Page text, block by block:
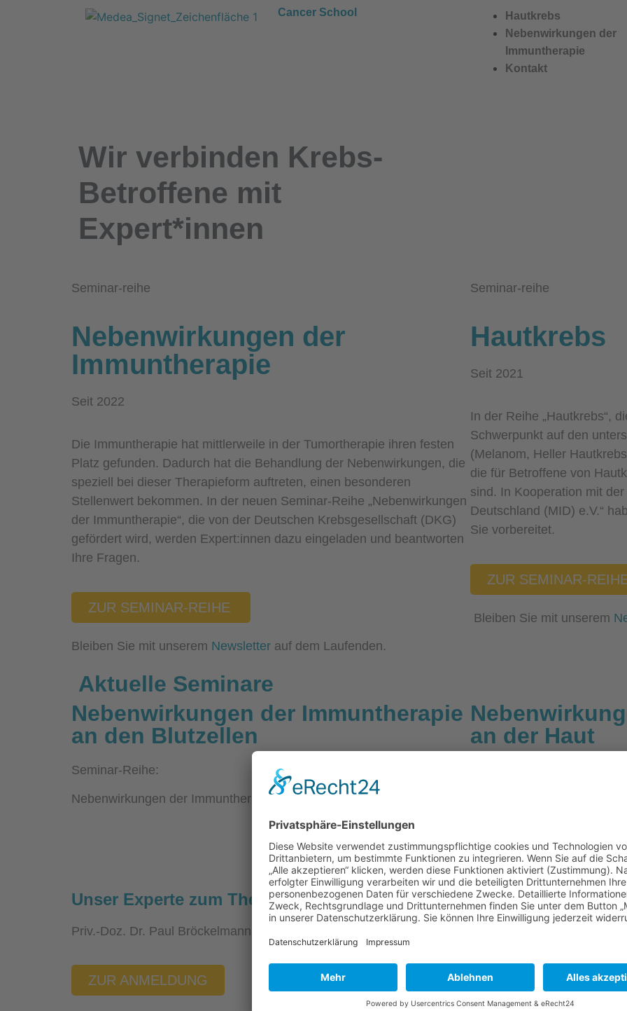
Cancer School
Hautkrebs
Nebenwirkungen der
Immuntherapie
Kontakt
Wir verbinden Krebs-
Betroffene mit
Expert*innen
Seminar-reihe
Nebenwirkungen der
Immuntherapie
Seit 2022
Die Immuntherapie hat mittlerweile in der Tumortherapie ihren festen
Platz gefunden. Dadurch hat die Behandlung der Nebenwirkungen, die
speziell bei dieser Therapieform auftreten, einen besonderen
Stellenwert bekommen. In der neuen Seminar-Reihe „Nebenwirkungen
der Immuntherapie“, die von der Deutschen Krebsgesellschaft (DKG)
gefördert wird, werden Expert:innen dazu eingeladen und beantworten
Ihre Fragen.
ZUR SEMINAR-REIHE
Bleiben Sie mit unserem Newsletter auf dem Laufenden.
Seminar-reihe
Hautkrebs
Seit 2021
In der Reihe „Hautkrebs“,
Schwerpunkt auf den
(Melanom, Heller
die für Betroffene von
sind. In Kooperation mit
Deutschland (MID) e.V.“
Sie vorbereitet.
ZUR SEMINAR-
Bleiben Sie mit unserem
Aktuelle Seminare
Nebenwirkungen der Immuntherapie
an den Blutzellen
Seminar-Reihe:
Nebenwirkungen der Immuntherapie
02.05.2023
17:00 – 18:30 Uhr
Unser Experte zum Thema:
Priv.-Doz. Dr. Paul Bröckelmann
ZUR ANMELDUNG
an der Haut
Unsere Expertin
Prof. Jessica Hassel
MEHR ZUM
Dieser Termin hat bereits